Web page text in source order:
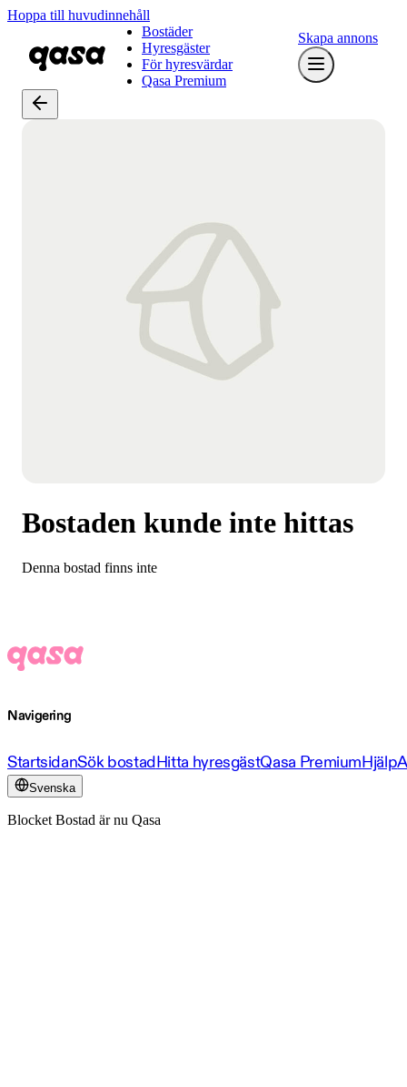
Hoppa till huvudinnehåll
Bostäder
Hyresgäster
För hyresvärdar
Qasa Premium
Skapa annons
Bostaden kunde inte hittas
Denna bostad finns inte
Navigering
StartsidanSök bostadHitta hyresgästQasa PremiumHjälp
Svenska
Blocket Bostad är nu Qasa